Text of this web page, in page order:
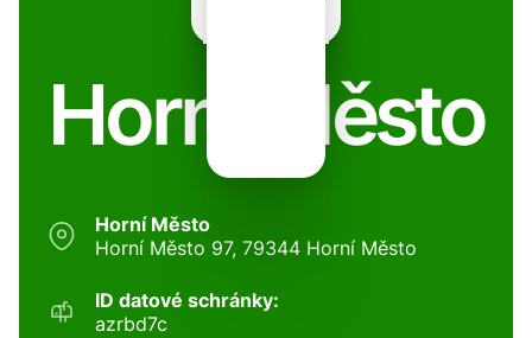
Horní Město
Horní Město
Horní Město 97, 79344 Horní Město
ID datové schránky:
azrbd7c